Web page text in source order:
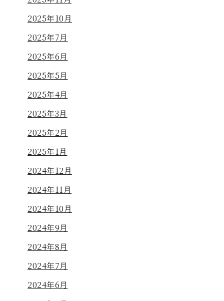
2025年10月
2025年7月
2025年6月
2025年5月
2025年4月
2025年3月
2025年2月
2025年1月
2024年12月
2024年11月
2024年10月
2024年9月
2024年8月
2024年7月
2024年6月